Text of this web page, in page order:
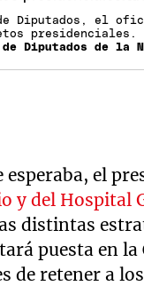
de Diputados, el
de Diputados de la
esperaba, el
y del Hospital
distintas
puesta en la
de retener a